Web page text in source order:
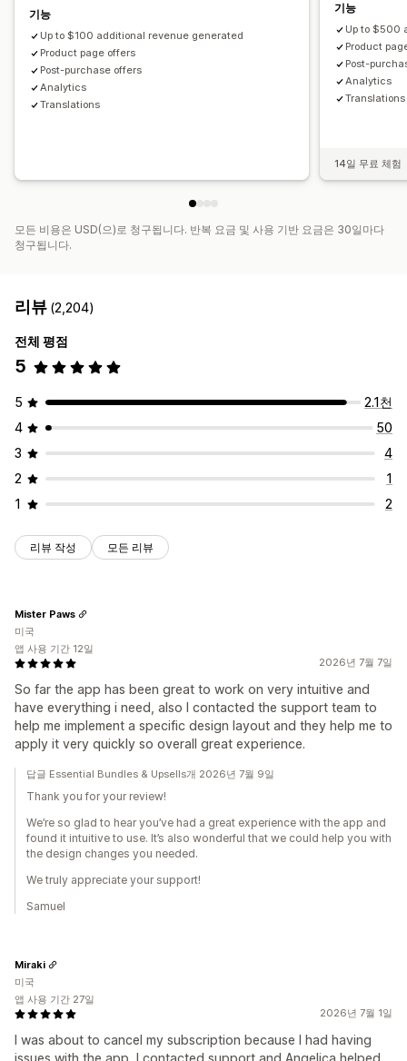
자동 할인
기능
Up to $100 additional revenue generated
Product page offers
Post-purchase offers
Analytics​
Translations
기능
Up to $500
Product
Post-
Analytics​
Translations
14일 무료 체험
모든 비용은 USD(으)로 청구됩니다. 반복 요금 및 사용 기반 요금은 30일마다
청구됩니다.
리뷰 (2,204)
전체 평점
5
5
2.1천
4
50
3
4
2
1
1
2
리뷰 작성 모든 리뷰
2026년 7월 7일
So far the app has been great to work on very intuitive and
have everything i need, also I contacted the support team to
help me implement a specific design layout and they help me to
apply it very quickly so overall great experience.
Mister Paws
미국
앱 사용 기간 12일
답글 Essential Bundles & Upsells개 2026년 7월 9일
Thank you for your review!
We’re so glad to hear you’ve had a great experience with the app and
found it intuitive to use. It’s also wonderful that we could help you with
the design changes you needed.
We truly appreciate your support!
Samuel
2026년 7월 1일
I was about to cancel my subscription because I had having
Miraki
미국
앱 사용 기간 27일